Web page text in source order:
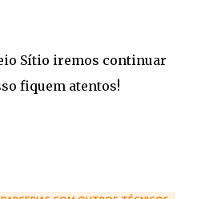
Sítio iremos continuar
fiquem atentos!